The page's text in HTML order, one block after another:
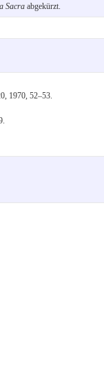
Sacra abgekürzt.
1970, 52–53.